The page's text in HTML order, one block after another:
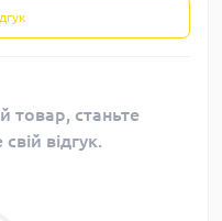
товар, станьте
відгук.